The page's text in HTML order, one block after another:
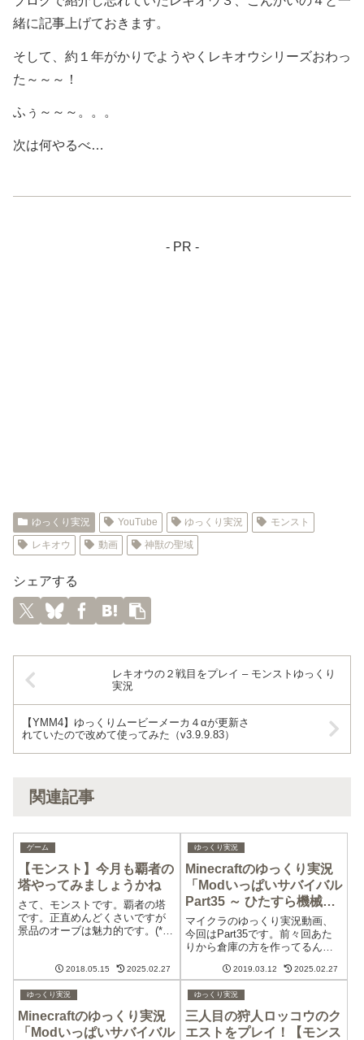
緒に記事上げておきます。
そして、約１年がかりでようやくレキオウシリーズおわっ
た～～～！
ふぅ～～～。。。
次は何やるべ…
- PR -
ゆっくり実況 YouTube ゆっくり実況
モンスト
レキオウ
動画 神獣の聖域
シェアする
レキオウの２戦目をプレイ – モンストゆっくり
実況
【YMM4】ゆっくりムービーメーカ４αが更新さ
れていたので改めて使ってみた（v3.9.9.83）
関連記事
ゲーム
【モンスト】今月も覇者の
塔やってみましょうかね
さて、モンストです。覇者の塔
です。正直めんどくさいですが
景品のオーブは魅力的です。(*
したりで、色々とキャラクター
も変わってきました。今、履歴
に登録されているメンバーも
「そろそろ古...
2018.05.15 2025.02.27
ゆっくり実況
Minecraftのゆっくり実況
「Modいっぱいサバイバル
Part35 ～ ひたすら機械を
作る回 ～」を投稿しまし
た
マイクラのゆっくり実況動画、
今回はPart35です。前々回あた
りから倉庫の方を作ってるんで
を出していきます。
2019.03.12 2025.02.27
ゆっくり実況
Minecraftのゆっくり実況
「Modいっぱいサバイバル
ゆっくり実況
三人目の狩人ロッコウのク
エストをプレイ！【モンス